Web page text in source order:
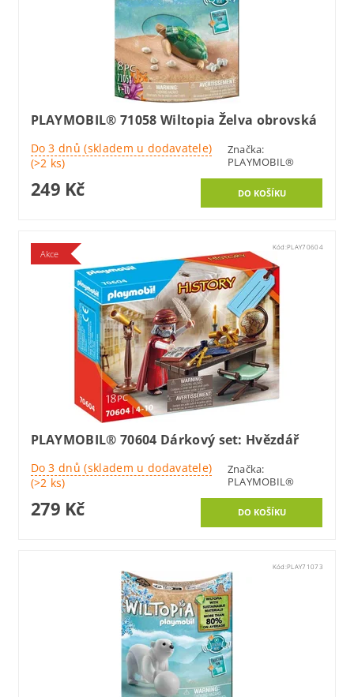
PLAYMOBIL® 71058 Wiltopia Želva obrovská
Do 3 dnů (skladem u dodavatele)
(>2 ks)
Značka:
PLAYMOBIL®
249 Kč
Akce
Kód:PLAY70604
PLAYMOBIL® 70604 Dárkový set: Hvězdář
Do 3 dnů (skladem u dodavatele)
(>2 ks)
Značka:
PLAYMOBIL®
279 Kč
Kód:PLAY71073